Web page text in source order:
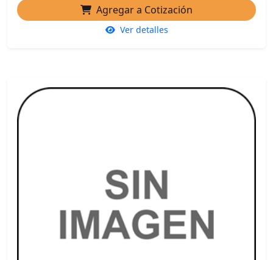
Agregar a Cotización
Ver detalles